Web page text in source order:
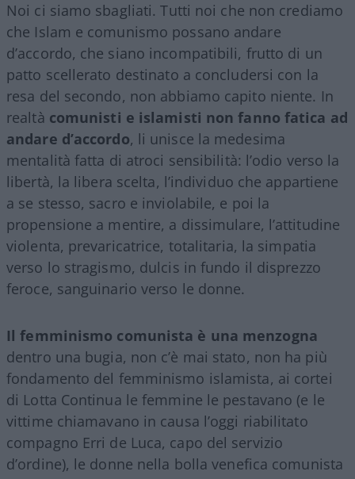
Noi ci siamo sbagliati. Tutti noi che non crediamo
che Islam e comunismo possano andare
d’accordo, che siano incompatibili, frutto di un
patto scellerato destinato a concludersi con la
resa del secondo, non abbiamo capito niente. In
realtà comunisti e islamisti non fanno fatica ad
andare d’accordo, li unisce la medesima
mentalità fatta di atroci sensibilità: l’odio verso la
libertà, la libera scelta, l’individuo che appartiene
a se stesso, sacro e inviolabile, e poi la
propensione a mentire, a dissimulare, l’attitudine
violenta, prevaricatrice, totalitaria, la simpatia
verso lo stragismo, dulcis in fundo il disprezzo
feroce, sanguinario verso le donne.
Il femminismo comunista è una menzogna
dentro una bugia, non c’è mai stato, non ha più
fondamento del femminismo islamista, ai cortei
di Lotta Continua le femmine le pestavano (e le
vittime chiamavano in causa l’oggi riabilitato
compagno Erri de Luca, capo del servizio
d’ordine), le donne nella bolla venefica comunista